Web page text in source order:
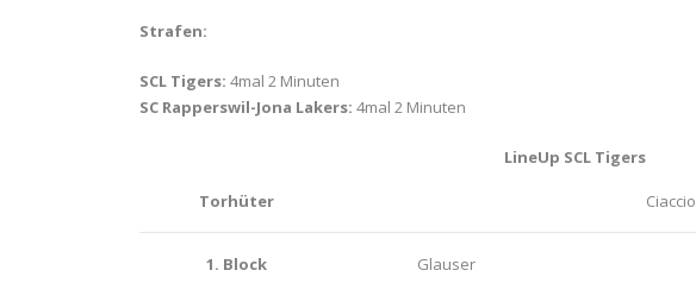
Strafen:
SCL Tigers: 4mal 2 Minuten
SC Rapperswil-Jona Lakers: 4mal 2 Minuten
LineUp SCL Tigers
Torhüter Ciaccio
1. Block Glauser